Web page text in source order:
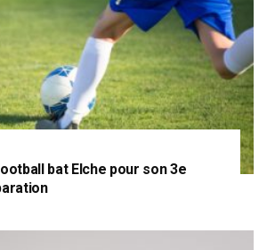
bat Elche pour son 3e